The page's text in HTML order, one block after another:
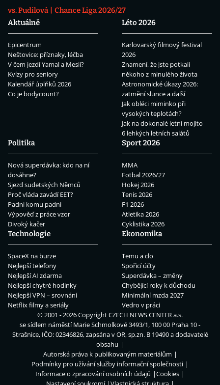
vs. Pudilová
Chance Liga 2026/27
Aktuálně
Epicentrum
Neštovice: příznaky, léčba
V čem jezdí Yamal a Mesii?
Kvízy pro seniory
Kalendář úplňků 2026
Co je bodycount?
Léto 2026
Karlovarský filmový festival
2026
Znamení, že jste potkali
někoho z minulého života
Astronomické úkazy 2026:
zatmění slunce a další
Jak obléci miminko při
vysokých teplotách?
Jak na dokonalé letní mojito
6 lehkých letních salátů
Politika
Nová superdávka: kdo na ní
dosáhne?
Sjezd sudetských Němců
Proč vláda zavádí EET?
Padni komu padni
Výpověď z práce vzor
Divoký kačer
Sport 2026
MMA
Fotbal 2026/27
Hokej 2026
Tenis 2026
F1 2026
Atletika 2026
Cyklistika 2026
Technologie
SpaceX na burze
Nejlepší telefony
Nejlepší AI zdarma
Nejlepší chytré hodinky
Nejlepší VPN – srovnání
Netflix filmy a seriály
Ekonomika
Temu a clo
Spořicí účty
Superdávka – změny
Chybějící roky k důchodu
Minimální mzda 2027
Vedro v práci
© 2001 - 2026 CopyrightCZECH NEWS CENTER a.s.
se sídlem náměstí Marie Schmolkové 3493/1, 100 00 Praha 10 -
Strašnice, IČO: 02346826, zapsána v OR, sp.zn. B 19490 a dodavatelé
obsahu
Autorská práva k publikovaným materiálům
Podmínky pro užívání služby informační společnosti
Informace o zpracování osobních údajů
Cookies